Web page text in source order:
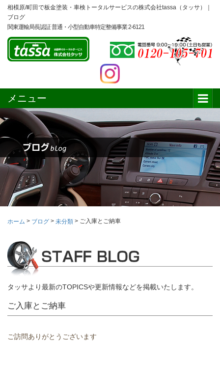
相模原/町田で板金塗装・車検トータルサービスの株式会社tassa（タッサ）｜
ブログ
関東運輸局長認証 普通・小型自動車特定整備事業 2-6121
メニュー
ホーム > ブログ > 未分類 > ご入庫とご納車
タッサより最新のTOPICSや更新情報などを掲載いたします。
ご入庫とご納車
ご訪問ありがとうございます